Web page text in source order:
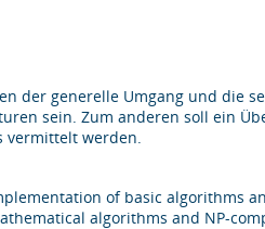
der generelle Umgang und die
sein. Zum anderen soll ein
vermittelt werden.
of basic algorithms
algorithms and NP-